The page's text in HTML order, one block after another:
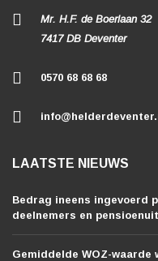
Mr. H.F. de Boerlaan 32
7417 DB Deventer
0570 68 68 68
LAATSTE NIEUWS
Bedrag ineens ingevoerd
deelnemers en
Gemiddelde WOZ-waarde